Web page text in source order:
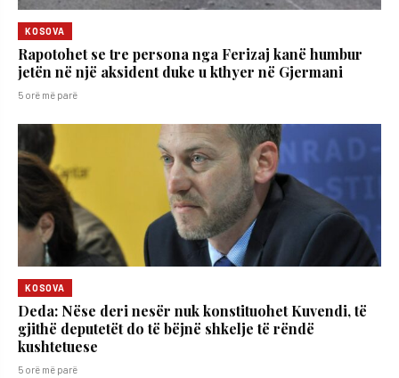
KOSOVA
Rapotohet se tre persona nga Ferizaj kanë humbur
jetën në një aksident duke u kthyer në Gjermani
5 orë më parë
KOSOVA
Deda: Nëse deri nesër nuk konstituohet Kuvendi, të
gjithë deputetët do të bëjnë shkelje të rëndë
kushtetuese
5 orë më parë